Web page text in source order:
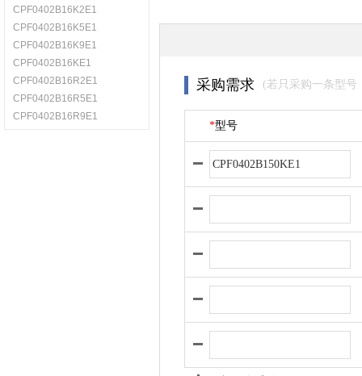
CPF0402B16K2E1
CPF0402B16K5E1
CPF0402B16K9E1
CPF0402B16KE1
CPF0402B16R2E1
CPF0402B16R5E1
CPF0402B16R9E1
采购需求 (若只采购一条型号
*型号